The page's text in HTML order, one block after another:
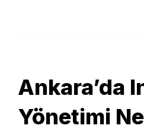
Ankara’da
Yönetimi